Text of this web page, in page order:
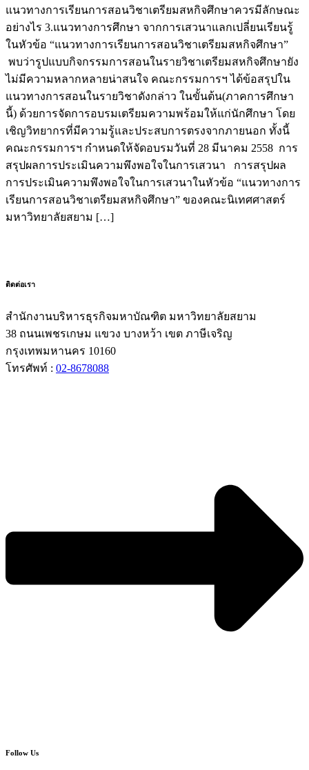
แนวทางการเรียนการสอนวิชาเตรียมสหกิจศึกษาควรมีลักษณะ
อย่างไร 3.แนวทางการศึกษา จากการเสวนาแลกเปลี่ยนเรียนรู้
ในหัวข้อ “แนวทางการเรียนการสอนวิชาเตรียมสหกิจศึกษา”
พบว่ารูปแบบกิจกรรมการสอนในรายวิชาเตรียมสหกิจศึกษายัง
ไม่มีความหลากหลายน่าสนใจ คณะกรรมการฯ ได้ข้อสรุปใน
แนวทางการสอนในรายวิชาดังกล่าว ในขั้นต้น(ภาคการศึกษา
นี้) ด้วยการจัดการอบรมเตรียมความพร้อมให้แก่นักศึกษา โดย
เชิญวิทยากรที่มีความรู้และประสบการตรงจากภายนอก ทั้งนี้
คณะกรรมการฯ กำหนดให้จัดอบรมวันที่ 28 มีนาคม 2558 การ
สรุปผลการประเมินความพึงพอใจในการเสวนา การสรุปผล
การประเมินความพึงพอใจในการเสวนาในหัวข้อ “แนวทางการ
เรียนการสอนวิชาเตรียมสหกิจศึกษา” ของคณะนิเทศศาสตร์
มหาวิทยาลัยสยาม […]
ติดต่อเรา
สำนักงานบริหารธุรกิจมหาบัณฑิต มหาวิทยาลัยสยาม
38 ถนนเพชรเกษม แขวง บางหว้า เขต ภาษีเจริญ
กรุงเทพมหานคร 10160
โทรศัพท์ : 02-8678088
Follow Us